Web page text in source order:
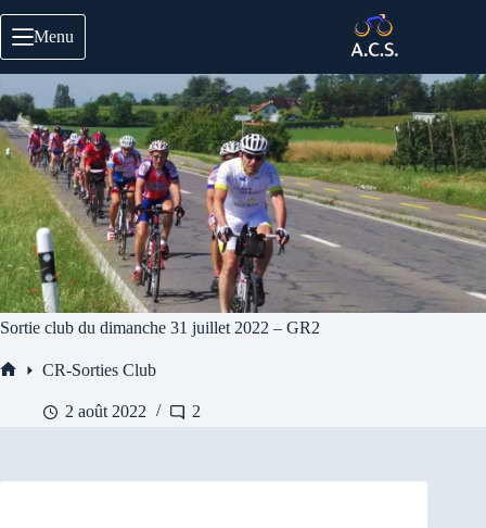
au
contenu
Menu
Sortie club du dimanche 31 juillet 2022 – GR2
CR-Sorties Club
2 août 2022 2